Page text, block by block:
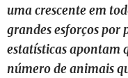
uma crescente em
grandes esforços por
estatísticas apontam
número de animais